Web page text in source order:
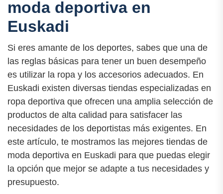
moda deportiva en
Euskadi
Si eres amante de los deportes, sabes que una de
las reglas básicas para tener un buen desempeño
es utilizar la ropa y los accesorios adecuados. En
Euskadi existen diversas tiendas especializadas en
ropa deportiva que ofrecen una amplia selección de
productos de alta calidad para satisfacer las
necesidades de los deportistas más exigentes. En
este artículo, te mostramos las mejores tiendas de
moda deportiva en Euskadi para que puedas elegir
la opción que mejor se adapte a tus necesidades y
presupuesto.